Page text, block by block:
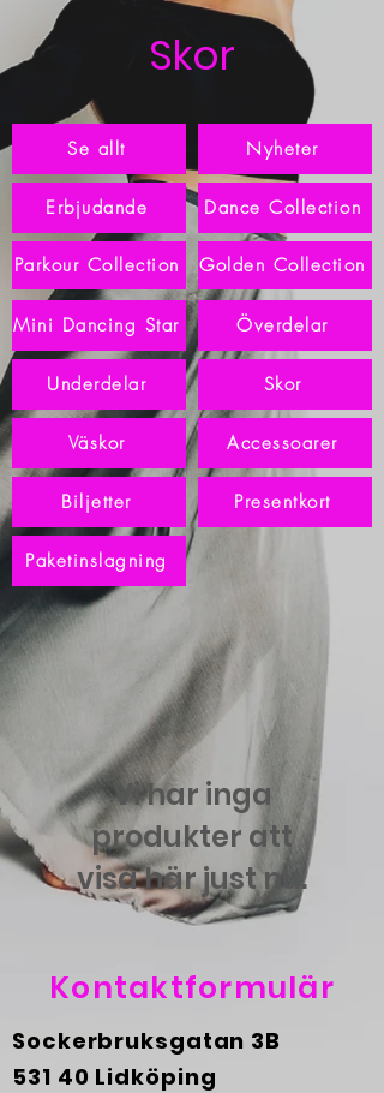
Skor
Se allt
Erbjudande
Parkour Collection
Nyheter
Dance Collection
Golden Collection
Mini Dancing Star
Underdelar
Väskor
Biljetter
Överdelar
Skor
Accessoarer
Presentkort
Paketinslagning
Vi har inga
produkter att
visa här just nu.
Kontaktformulär
Sockerbruksgatan 3B
531 40 Lidköping